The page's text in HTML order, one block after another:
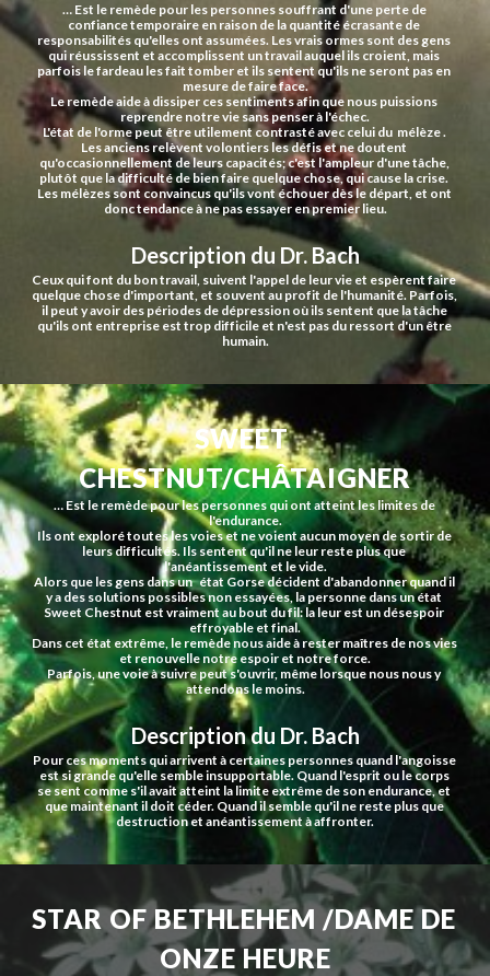
… Est le remède pour les personnes souffrant d'une perte de
confiance temporaire en raison de la quantité écrasante de
responsabilités qu'elles ont assumées. Les vrais ormes sont des gens
qui réussissent et accomplissent un travail auquel ils croient, mais
parfois le fardeau les fait tomber et ils sentent qu'ils ne seront pas en
mesure de faire face.
Le remède aide à dissiper ces sentiments afin que nous puissions
reprendre notre vie sans penser à l'échec.
L'état de l'orme peut être utilement contrasté avec celui du  mélèze .
Les anciens relèvent volontiers les défis et ne doutent
qu'occasionnellement de leurs capacités; c'est l'ampleur d'une tâche,
plutôt que la difficulté de bien faire quelque chose, qui cause la crise.
Les mélèzes sont convaincus qu'ils vont échouer dès le départ, et ont
donc tendance à ne pas essayer en premier lieu.
Description du Dr. Bach
Ceux qui font du bon travail, suivent l'appel de leur vie et espèrent faire
quelque chose d'important, et souvent au profit de l'humanité. Parfois,
il peut y avoir des périodes de dépression où ils sentent que la tâche
qu'ils ont entreprise est trop difficile et n'est pas du ressort d'un être
humain.
SWEET
CHESTNUT/CHÂTAIGNER
… Est le remède pour les personnes qui ont atteint les limites de
l'endurance.
Ils ont exploré toutes les voies et ne voient aucun moyen de sortir de
leurs difficultés. Ils sentent qu'il ne leur reste plus que
l'anéantissement et le vide.
Alors que les gens dans un   état Gorse décident d'abandonner quand il
y a des solutions possibles non essayées, la personne dans un état
Sweet Chestnut est vraiment au bout du fil: la leur est un désespoir
effroyable et final.
Dans cet état extrême, le remède nous aide à rester maîtres de nos vies
et renouvelle notre espoir et notre force.
Parfois, une voie à suivre peut s'ouvrir, même lorsque nous nous y
attendons le moins.
Description du Dr. Bach
Pour ces moments qui arrivent à certaines personnes quand l'angoisse
est si grande qu'elle semble insupportable. Quand l'esprit ou le corps
se sent comme s'il avait atteint la limite extrême de son endurance, et
que maintenant il doit céder. Quand il semble qu'il ne reste plus que
destruction et anéantissement à affronter.
STAR OF BETHLEHEM /DAME DE
ONZE HEURE